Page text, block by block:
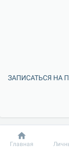
ЗАПИСАТЬСЯ НА
Добробут
Главная